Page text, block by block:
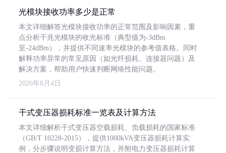
光模块接收功率多少是正常
本文详细解答光模块接收功率的正常范围及影响因素，重
点分析千兆光模块的收光标准（典型值为-3dBm
至-24dBm），并提供不同速率光模块的参考值表格。同时
解释功率异常的常见原因（如光纤损耗、连接器问题）及
解决方案，帮助用户快速判断网络性能问题。
2026年8月4日
干式变压器损耗标准一览表及计算方法
本文详细解析干式变压器空载损耗、负载损耗的国家标准
（GB/T 10228-2015），提供1000kVA变压器损耗计算实
例，分步骤说明变损计算方法，并附电力变压器损耗计算